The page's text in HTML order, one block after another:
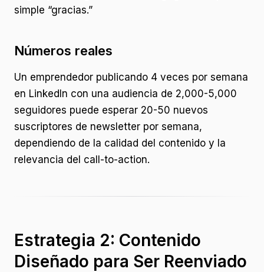
simple “gracias.”
Números reales
Un emprendedor publicando 4 veces por semana
en LinkedIn con una audiencia de 2,000-5,000
seguidores puede esperar 20-50 nuevos
suscriptores de newsletter por semana,
dependiendo de la calidad del contenido y la
relevancia del call-to-action.
Estrategia 2: Contenido
Diseñado para Ser Reenviado